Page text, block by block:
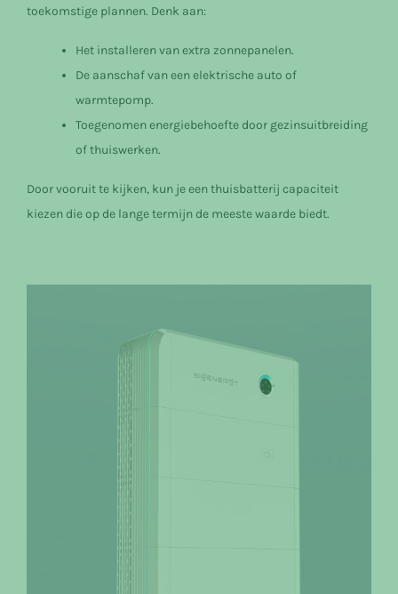
toekomstige plannen. Denk aan:
Het installeren van extra zonnepanelen.
De aanschaf van een elektrische auto of
warmtepomp.
Toegenomen energiebehoefte door gezinsuitbreiding
of thuiswerken.
Door vooruit te kijken, kun je een thuisbatterij capaciteit
kiezen die op de lange termijn de meeste waarde biedt.